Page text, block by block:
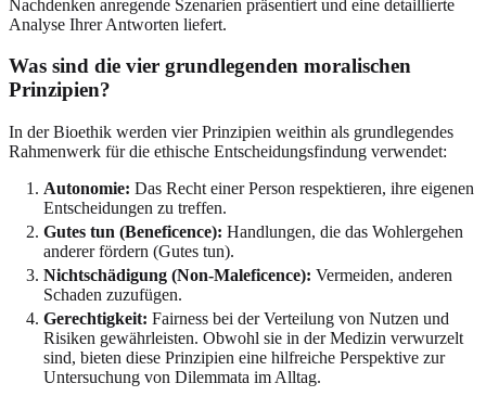
Nachdenken anregende Szenarien präsentiert und eine detaillierte
Analyse Ihrer Antworten liefert.
Was sind die vier grundlegenden moralischen
Prinzipien?
In der Bioethik werden vier Prinzipien weithin als grundlegendes
Rahmenwerk für die ethische Entscheidungsfindung verwendet:
Autonomie: Das Recht einer Person respektieren, ihre eigenen
Entscheidungen zu treffen.
Gutes tun (Beneficence): Handlungen, die das Wohlergehen
anderer fördern (Gutes tun).
Nichtschädigung (Non-Maleficence): Vermeiden, anderen
Schaden zuzufügen.
Gerechtigkeit: Fairness bei der Verteilung von Nutzen und
Risiken gewährleisten. Obwohl sie in der Medizin verwurzelt
sind, bieten diese Prinzipien eine hilfreiche Perspektive zur
Untersuchung von Dilemmata im Alltag.